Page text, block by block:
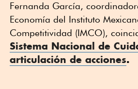
Fernanda García,
Economía del Instituto
Competitividad (IMCO),
Sistema Nacional de
articulación de acciones.